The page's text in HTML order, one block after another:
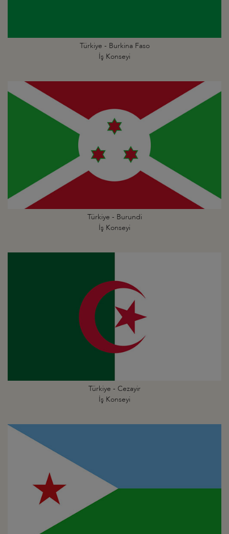
Türkiye - Burkina Faso
İş Konseyi
Türkiye - Burundi
İş Konseyi
Türkiye - Cezayir
İş Konseyi